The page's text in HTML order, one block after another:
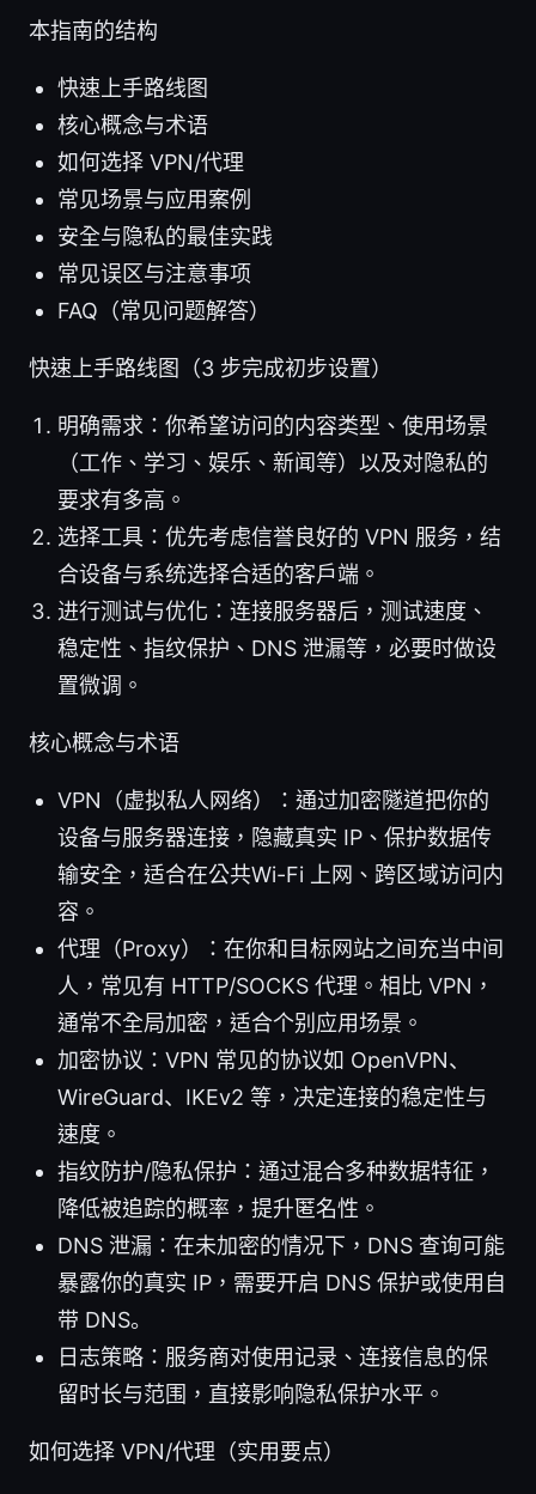
本指南的结构
快速上手路线图
核心概念与术语
如何选择 VPN/代理
常见场景与应用案例
安全与隐私的最佳实践
常见误区与注意事项
FAQ（常见问题解答）
快速上手路线图（3 步完成初步设置）
明确需求：你希望访问的内容类型、使用场景
（工作、学习、娱乐、新闻等）以及对隐私的
要求有多高。
选择工具：优先考虑信誉良好的 VPN 服务，结
合设备与系统选择合适的客户端。
进行测试与优化：连接服务器后，测试速度、
稳定性、指纹保护、DNS 泄漏等，必要时做设
置微调。
核心概念与术语
VPN（虚拟私人网络）：通过加密隧道把你的
设备与服务器连接，隐藏真实 IP、保护数据传
输安全，适合在公共Wi-Fi 上网、跨区域访问内
容。
代理（Proxy）：在你和目标网站之间充当中间
人，常见有 HTTP/SOCKS 代理。相比 VPN，
通常不全局加密，适合个别应用场景。
加密协议：VPN 常见的协议如 OpenVPN、
WireGuard、IKEv2 等，决定连接的稳定性与
速度。
指纹防护/隐私保护：通过混合多种数据特征，
降低被追踪的概率，提升匿名性。
DNS 泄漏：在未加密的情况下，DNS 查询可能
暴露你的真实 IP，需要开启 DNS 保护或使用自
带 DNS。
日志策略：服务商对使用记录、连接信息的保
留时长与范围，直接影响隐私保护水平。
如何选择 VPN/代理（实用要点）